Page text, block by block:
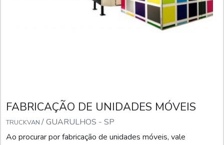
FABRICAÇÃO DE UNIDADES MÓVEIS
TRUCKVAN / GUARULHOS - SP
Ao procurar por fabricação de unidades móveis, vale